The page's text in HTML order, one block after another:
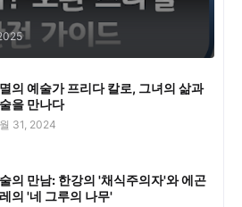
의 예술가 프리다 칼로, 그녀의 삶과
을 만나다
31, 2024
의 만남: 한강의 '채식주의자'와 에곤
의 '네 그루의 나무'